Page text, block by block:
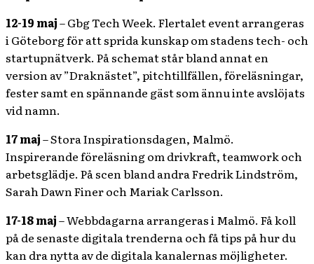
12-19 maj– Gbg Tech Week. Flertalet event arrangeras
i Göteborg för att sprida kunskap om stadens tech- och
startupnätverk. På schemat står bland annat en
version av ”Draknästet”, pitchtillfällen, föreläsningar,
fester samt en spännande gäst som ännu inte avslöjats
vid namn.
17 maj– Stora Inspirationsdagen, Malmö.
Inspirerande föreläsning om drivkraft, teamwork och
arbetsglädje. På scen bland andra Fredrik Lindström,
Sarah Dawn Finer och Mariak Carlsson.
17-18 maj– Webbdagarna arrangeras i Malmö. Få koll
på de senaste digitala trenderna och få tips på hur du
kan dra nytta av de digitala kanalernas möjligheter.